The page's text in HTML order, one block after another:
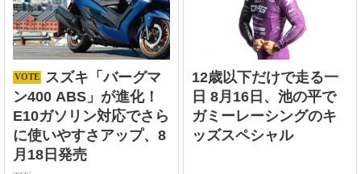
スズキ「バーグマ
ン400 ABS」が進化！
E10ガソリン対応でさら
に使いやすさアップ、8
月18日発売
12歳以下だけで走る一
日 8月16日、池の平で
ガミーレーシングのキ
ッズスペシャル